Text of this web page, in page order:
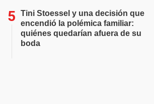
Tini Stoessel y una decisión que
encendió la polémica familiar:
quiénes quedarían afuera de su
boda